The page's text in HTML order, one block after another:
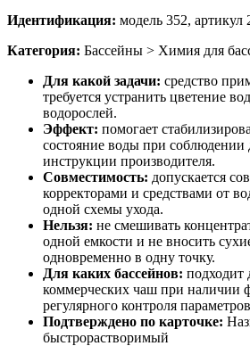
Идентификация: модель 352, артикул
Категория: Бассейны > Химия для
Для какой задачи: средство
требуется устранить цветение
водорослей.
Эффект: помогает
состояние воды при соблюдении
инструкции производителя.
Совместимость: допускается
корректорами и средствами от
одной схемы ухода.
Нельзя: не смешивать
одной емкости и не вносить
одновременно в одну точку.
Для каких бассейнов: подходит
коммерческих чаш при наличии
регулярного контроля
Подтверждено по карточке:
быстрорастворимый